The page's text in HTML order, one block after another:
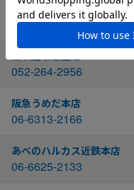
あそびのせかい タカシマ
052-566-6702
052-264-2956
阪急うめだ本店
06-6313-2166
あべのハルカス近鉄本店
06-6625-2133